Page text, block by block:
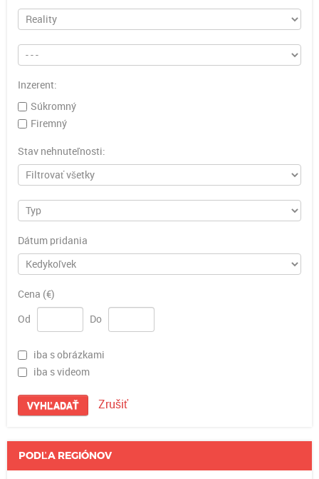
Inzerent:
Súkromný
Firemný
Stav nehnuteľnosti:
Dátum pridania
Cena (€)
Od
Do
iba s obrázkami
iba s videom
VYHĽADAŤ Zrušiť
PODĽA REGIÓNOV